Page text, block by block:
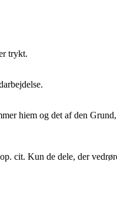
trykt.
hiem og det af den
cit. Kun de dele, der